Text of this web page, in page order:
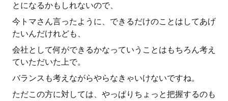
とになるかもしれないので、
今トマさん言ったように、できるだけのことはしてあげ
たいんだけれども、
会社として何ができるかなっていうことはもちろん考え
ていただいた上で。
バランスも考えながらやらなきゃいけないですね。
ただこの方に対しては、やっぱりちょっと把握するのも